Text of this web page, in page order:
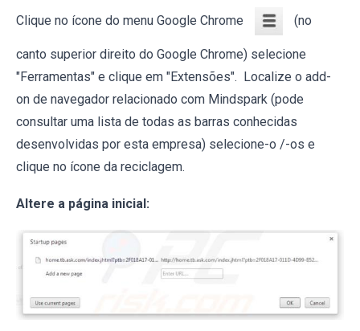
Clique no ícone do menu Google Chrome (no
canto superior direito do Google Chrome) selecione
"Ferramentas" e clique em "Extensões". Localize o add-
on de navegador relacionado com Mindspark (pode
consultar uma lista de todas as barras conhecidas
desenvolvidas por esta empresa) selecione-o /-os e
clique no ícone da reciclagem.
Altere a página inicial: